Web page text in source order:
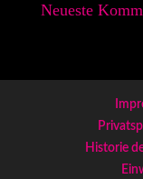
Neueste
Historie